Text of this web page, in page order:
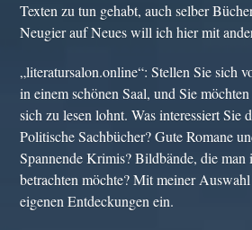
Texten zu tun gehabt, auch selber
Neugier auf Neues will ich hier mit
„literatursalon.online“: Stellen Sie sich
in einem schönen Saal, und Sie
sich zu lesen lohnt. Was interessiert Sie
Politische Sachbücher? Gute Romane
Spannende Krimis? Bildbände, die man
betrachten möchte? Mit meiner
eigenen Entdeckungen ein.